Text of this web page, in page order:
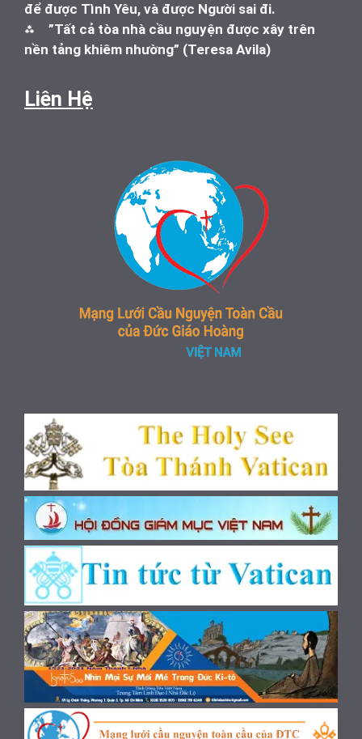
để được Tình Yêu, và được Người sai đi.
⁂ ”Tất cả tòa nhà cầu nguyện được xây trên
nền tảng khiêm nhường” (Teresa Avila)
Liên Hệ